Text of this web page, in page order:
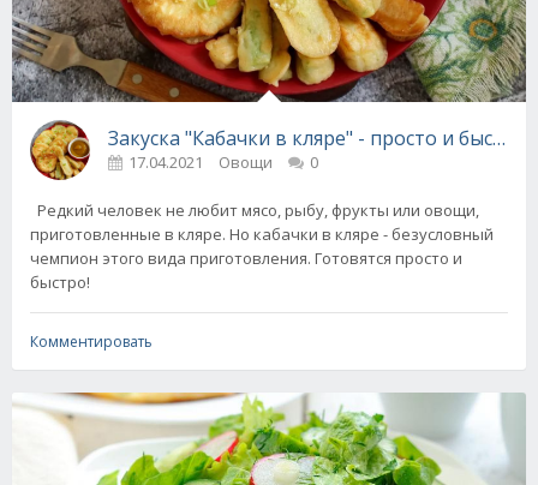
Закуска "Кабачки в кляре" - просто и быстро
17.04.2021 Овощи 0
Редкий человек не любит мясо, рыбу, фрукты или овощи,
приготовленные в кляре. Но кабачки в кляре - безусловный
чемпион этого вида приготовления. Готовятся просто и
быстро!
Комментировать